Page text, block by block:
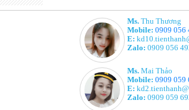
Ms. Thu Thương
Mobile:0909 056
E:
Zalo: 0909 056
Ms. Mai Thảo
Mobile:0909 059
E:
Zalo: 0909 059